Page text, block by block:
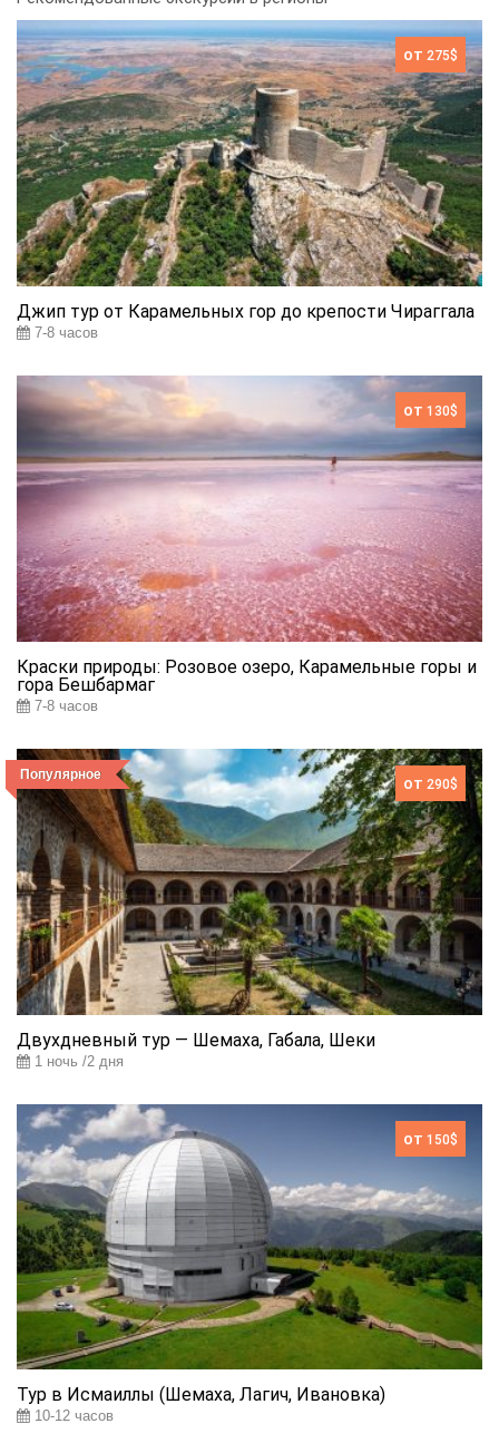
от 275$
Джип тур от Карамельных гор до крепости Чираггала
7-8 часов
от 130$
Краски природы: Розовое озеро, Карамельные горы и
гора Бешбармаг
7-8 часов
Популярное от 290$
Двухдневный тур — Шемаха, Габала, Шеки
1 ночь /2 дня
от 150$
Тур в Исмаиллы (Шемаха, Лагич, Ивановка)
10-12 часов